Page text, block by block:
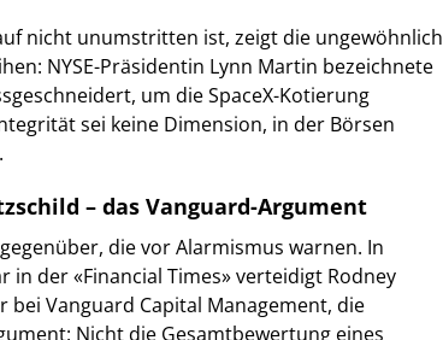
nicht unumstritten ist, zeigt die ungewöhnlich
NYSE-Präsidentin Lynn Martin bezeichnete
um die SpaceX-Kotierung
sei keine Dimension, in der Börsen
– das Vanguard-Argument
die vor Alarmismus warnen. In
der «Financial Times» verteidigt Rodney
bei Vanguard Capital Management, die
Nicht die Gesamtbewertung eines